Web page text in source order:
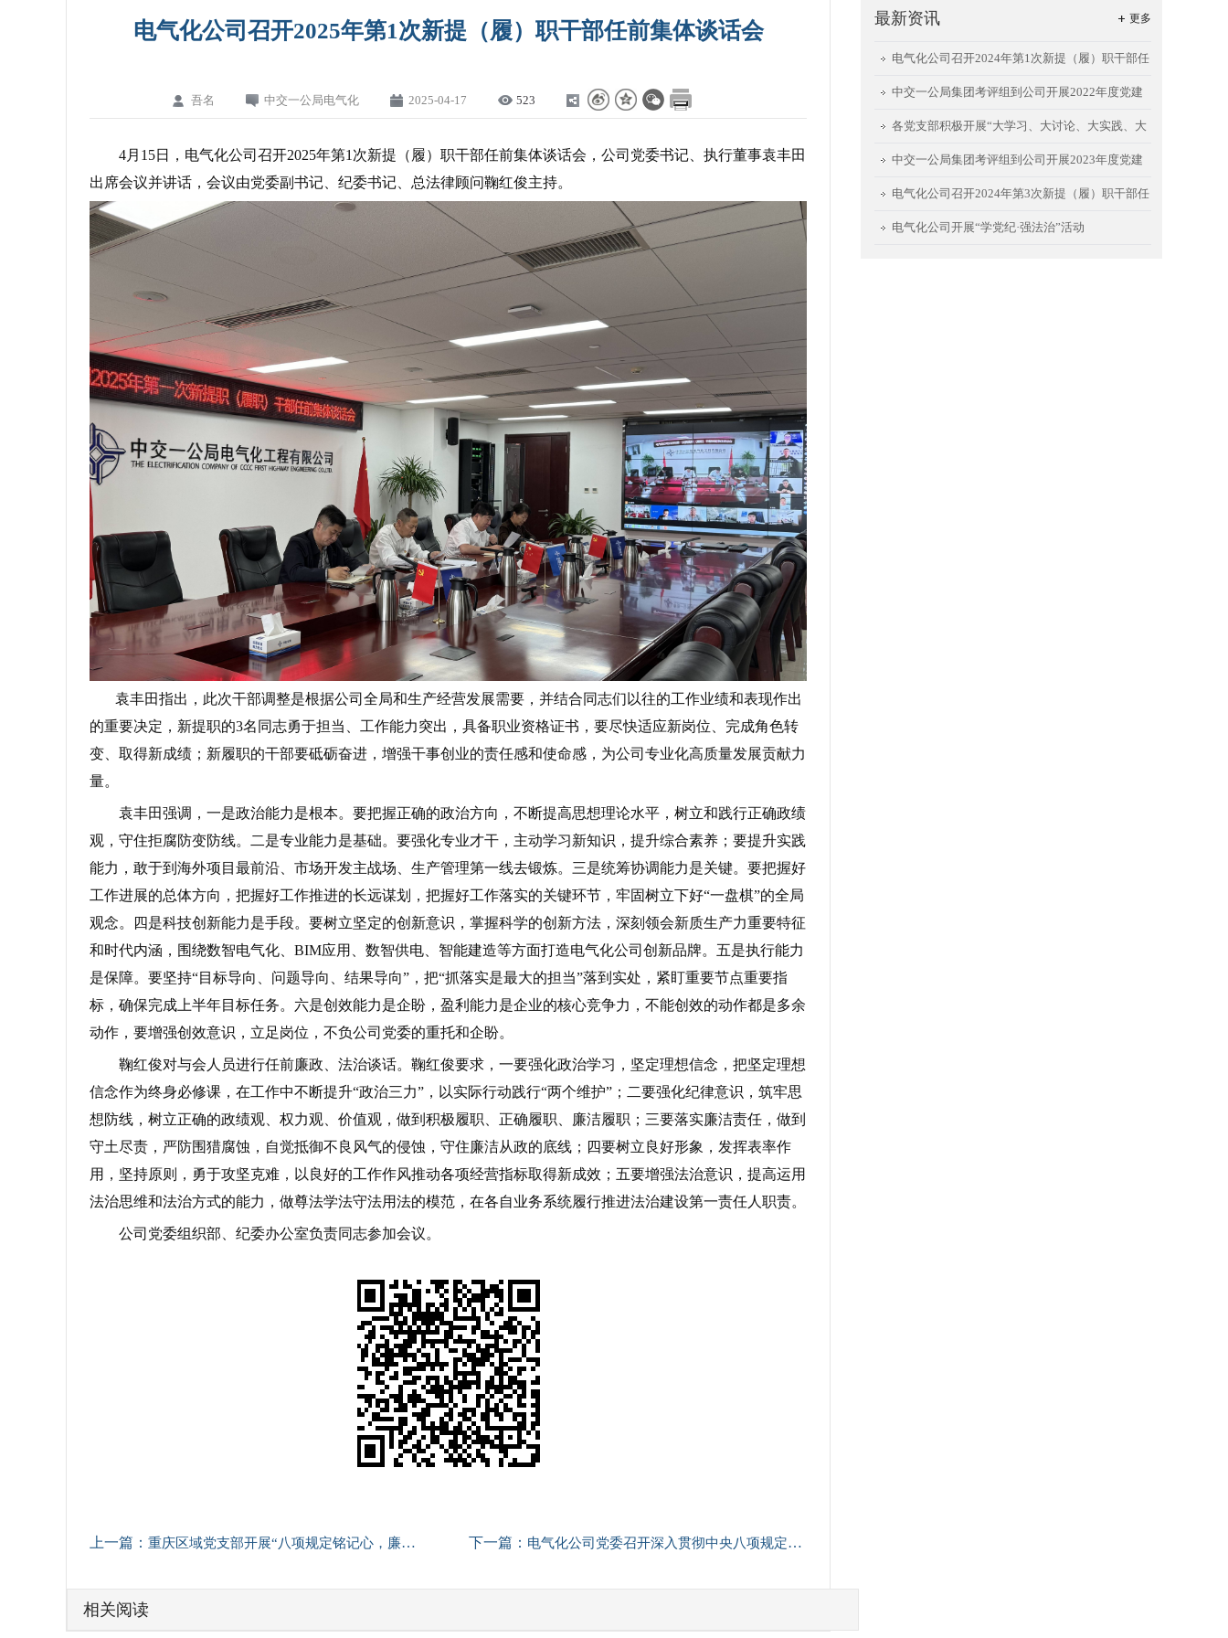
电气化公司召开2025年第1次新提（履）职干部任前集体谈话会
吾名 中交一公局电气化 2025-04-17 523
4月15日，电气化公司召开2025年第1次新提（履）职干部任前集体谈话会，公司党委书记、执行董事袁丰田
出席会议并讲话，会议由党委副书记、纪委书记、总法律顾问鞠红俊主持。
袁丰田指出，此次干部调整是根据公司全局和生产经营发展需要，并结合同志们以往的工作业绩和表现作出
的重要决定，新提职的3名同志勇于担当、工作能力突出，具备职业资格证书，要尽快适应新岗位、完成角色转
变、取得新成绩；新履职的干部要砥砺奋进，增强干事创业的责任感和使命感，为公司专业化高质量发展贡献力
量。
袁丰田强调，一是政治能力是根本。要把握正确的政治方向，不断提高思想理论水平，树立和践行正确政绩
观，守住拒腐防变防线。二是专业能力是基础。要强化专业才干，主动学习新知识，提升综合素养；要提升实践
能力，敢于到海外项目最前沿、市场开发主战场、生产管理第一线去锻炼。三是统筹协调能力是关键。要把握好
工作进展的总体方向，把握好工作推进的长远谋划，把握好工作落实的关键环节，牢固树立下好“一盘棋”的全局
观念。四是科技创新能力是手段。要树立坚定的创新意识，掌握科学的创新方法，深刻领会新质生产力重要特征
和时代内涵，围绕数智电气化、BIM应用、数智供电、智能建造等方面打造电气化公司创新品牌。五是执行能力
是保障。要坚持“目标导向、问题导向、结果导向”，把“抓落实是最大的担当”落到实处，紧盯重要节点重要指
标，确保完成上半年目标任务。六是创效能力是企盼，盈利能力是企业的核心竞争力，不能创效的动作都是多余
动作，要增强创效意识，立足岗位，不负公司党委的重托和企盼。
鞠红俊对与会人员进行任前廉政、法治谈话。鞠红俊要求，一要强化政治学习，坚定理想信念，把坚定理想
信念作为终身必修课，在工作中不断提升“政治三力”，以实际行动践行“两个维护”；二要强化纪律意识，筑牢思
想防线，树立正确的政绩观、权力观、价值观，做到积极履职、正确履职、廉洁履职；三要落实廉洁责任，做到
守土尽责，严防围猎腐蚀，自觉抵御不良风气的侵蚀，守住廉洁从政的底线；四要树立良好形象，发挥表率作
用，坚持原则，勇于攻坚克难，以良好的工作作风推动各项经营指标取得新成效；五要增强法治意识，提高运用
法治思维和法治方式的能力，做尊法学法守法用法的模范，在各自业务系统履行推进法治建设第一责任人职责。
公司党委组织部、纪委办公室负责同志参加会议。
上一篇： 重庆区域党支部开展“八项规定铭记心，廉洁行动我先行”主题教育活动 下一篇： 电气化公司党委召开深入贯彻中央八项规定精神学习教育专题读书班
相关阅读
更多
最新资讯
电气化公司召开2024年第1次新提（履）职干部任
前集体谈话会
中交一公局集团考评组到公司开展2022年度党建
工作责任制考评
各党支部积极开展“大学习、大讨论、大实践、大
提升”回头看暨能力建设活动②
中交一公局集团考评组到公司开展2023年度党建
工作责任制考评
电气化公司召开2024年第3次新提（履）职干部任
前集体谈话会
电气化公司开展“学党纪·强法治”活动